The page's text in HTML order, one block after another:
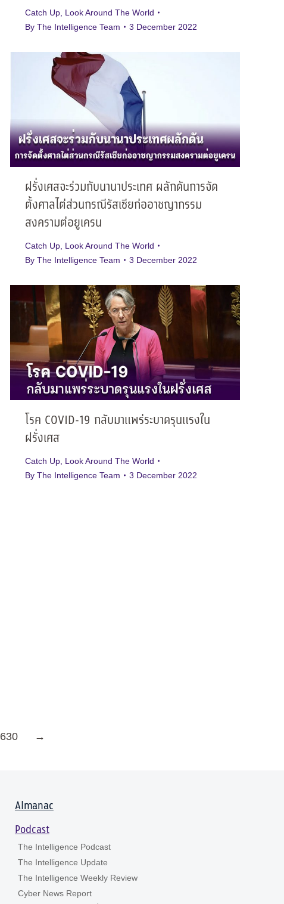
Catch Up Look Around The World
By The Intelligence Team 3 December 2022
ฝรั่งเศสจะร่วมกับนานาประเทศ ผลักดันการจัด
ตั้งศาลไต่ส่วนกรณีรัสเซียก่ออาชญากรรม
สงครามต่อยูเครน
Catch Up Look Around The World
By The Intelligence Team 3 December 2022
โรค COVID-19 กลับมาแพร่ระบาดรุนแรงใน
ฝรั่งเศส
Catch Up Look Around The World
By The Intelligence Team 3 December 2022
630 →
Almanac
Podcast
The Intelligence Podcast
The Intelligence Update
The Intelligence Weekly Review
Cyber News Report